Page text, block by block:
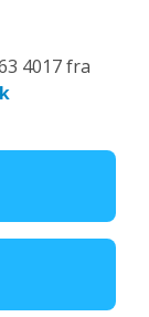
4017 fra